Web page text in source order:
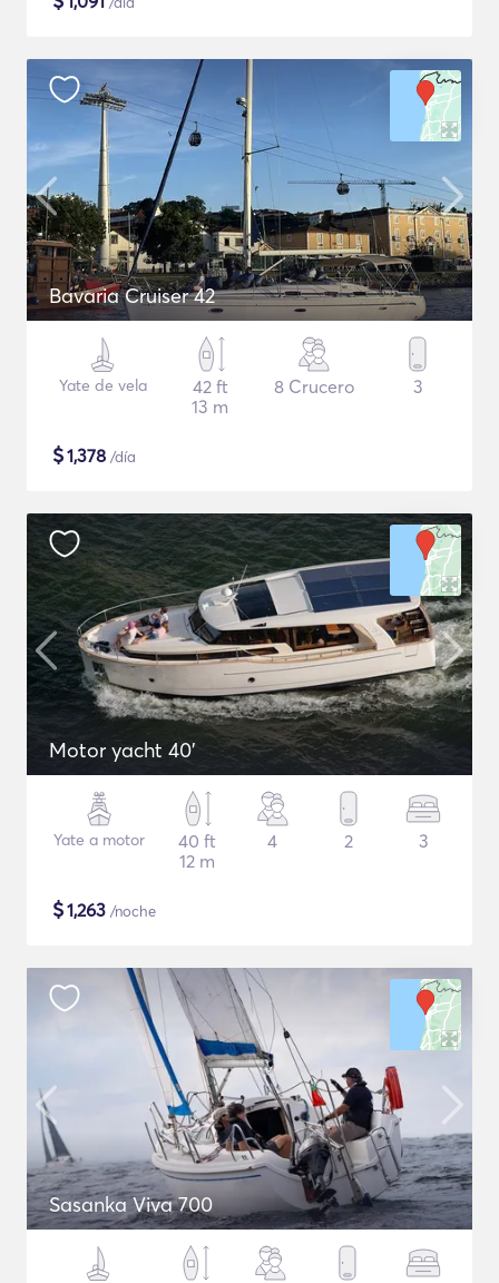
Bavaria Cruiser 42
Yate de vela
42 ft
13 m
8 Crucero 3
$1,378 /día
Motor yacht 40'
Yate a motor
40 ft
12 m
4 2 3
$1,263 /noche
Sasanka Viva 700